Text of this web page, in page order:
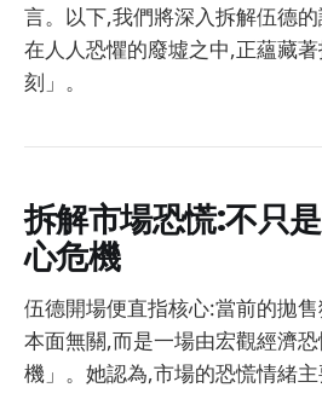
言。以下,我們將深入拆解伍德
在人人恐懼的廢墟之中,正蘊藏
刻」。
拆解市場恐慌:不只
心危機
伍德開場便直指核心:當前的拋
本面無關,而是一場由宏觀經濟
機」。她認為,市場的恐慌情緒